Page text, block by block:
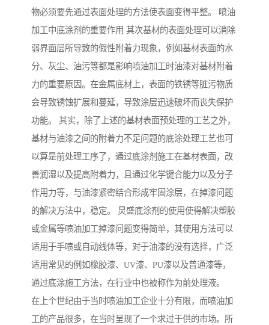
物必须要先通过表面处理的方法使表面变得平整。 喷油
加工中底涂剂的重要作用 其次基材的表面处理可以消除
弱界面层所导致的假性附着力现象，例如基材表面的水
分、灰尘、油污等都是影响喷油加工时油漆对基材附着
力的重要原因。在金属底材上，表面的铁锈等脏污物质
会导致锈蚀扩展和蔓延，导致涂层迅速破坏而丧失保护
功能。 其实，除了上述的基材表面预处理的工艺之外，
基材与油漆之间的附着力不足问题的底涂处理工艺也可
以算是前处理工序了，通过底涂剂施工在基材表面，改
善润湿以及提高附着力，且通过化学键合能力以及分子
作用力等，与油漆紧密结合形成牢固涂层，在掉漆问题
的解决方法中，稳定。 炅盛底涂剂的使用使得解决塑胶
或金属等喷油加工掉漆问题变得简单，其使用方法可以
适用于手喷或自动线体等，对于油漆的没有选择，广泛
适用常见的例如橡胶漆、UV漆、PU漆以及普通漆等，
通过底涂施工方法，在行业中也被称作为前处理液。
在上个世纪由于当时喷油加工企业十分有限，而喷油加
工的产品很多，在当时呈现了一个求过于供的市场。所